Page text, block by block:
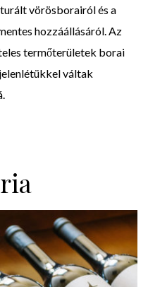
vörösborairól és a
hozzáállásáról. Az
termőterületek borai
váltak